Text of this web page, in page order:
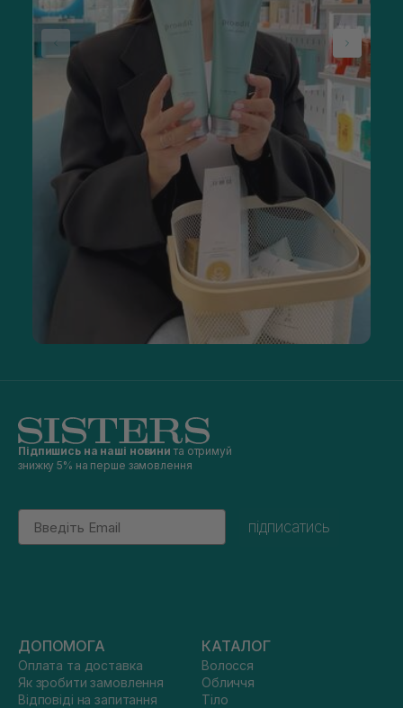
Підпишись на наші новини та отримуй
знижку 5% на перше замовлення
Email
підписатись
ДОПОМОГА
Оплата та доставка
Як зробити замовлення
Відповіді на запитання
КАТАЛОГ
Волосся
Обличчя
Тіло